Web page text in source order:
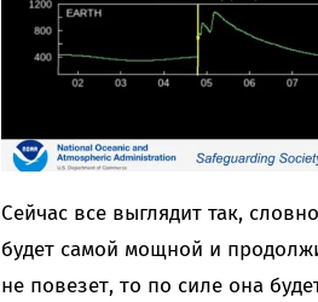
Сейчас все выглядит так,
будет самой мощной и
не повезет, то по силе она